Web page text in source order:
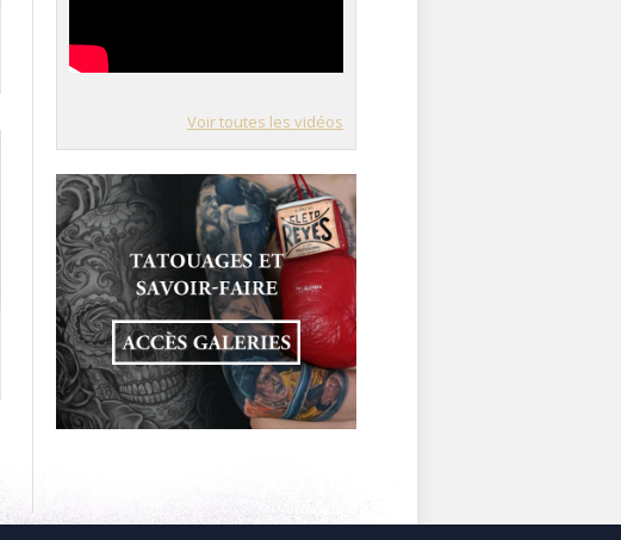
Voir toutes les vidéos